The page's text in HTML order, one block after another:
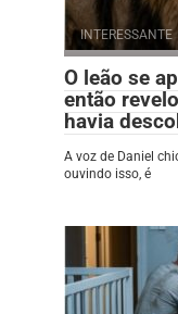
INTERESSANTE
O leão se
então
havia
A voz de Daniel
ouvindo isso, é